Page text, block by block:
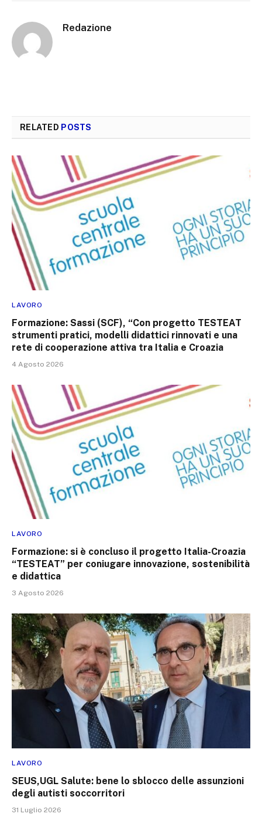
Redazione
RELATED POSTS
LAVORO
Formazione: Sassi (SCF), “Con progetto TESTEAT
strumenti pratici, modelli didattici rinnovati e una
rete di cooperazione attiva tra Italia e Croazia
4 Agosto 2026
LAVORO
Formazione: si è concluso il progetto Italia-Croazia
“TESTEAT” per coniugare innovazione, sostenibilità
e didattica
3 Agosto 2026
LAVORO
SEUS,UGL Salute: bene lo sblocco delle assunzioni
degli autisti soccorritori
31 Luglio 2026